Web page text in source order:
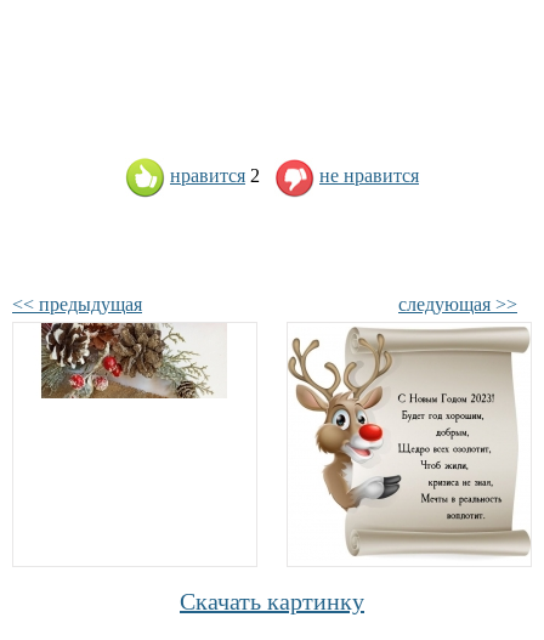
нравится 2 не нравится
<< предыдущая следующая >>
Скачать картинку